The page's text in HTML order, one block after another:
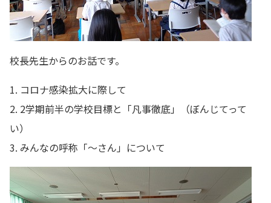
校長先生からのお話です。
1. コロナ感染拡大に際して
2. 2学期前半の学校目標と「凡事徹底」（ぼんじてって
い）
3. みんなの呼称「～さん」について